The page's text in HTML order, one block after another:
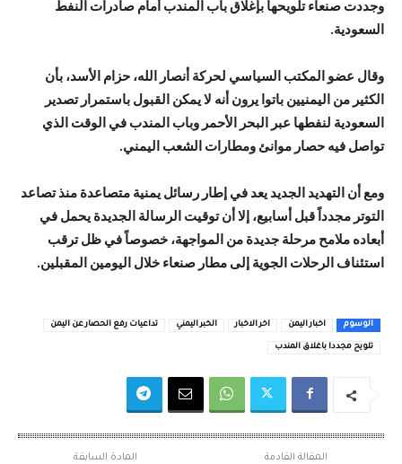
وجددت صنعاء تلويحها بإغلاق باب المندب أمام صادرات النفط
السعودية.
وقال عضو المكتب السياسي لحركة أنصار الله، حزام الأسد، بأن
الكثير من اليمنيين باتوا يرون أنه لا يمكن القبول باستمرار تصدير
السعودية لنفطها عبر البحر الأحمر وباب المندب في الوقت الذي
تواصل فيه حصار موانئ ومطارات الشعب اليمني.
ومع أن التهديد الجديد يعد في إطار رسائل يمنية متصاعدة منذ تصاعد
التوتر مجدداً قبل أسابيع، إلا أن توقيت الرسالة الجديدة يحمل في
أبعاده ملامح مرحلة جديدة من المواجهة، خصوصاً في ظل ترقب
استئناف الرحلات الجوية إلى مطار صنعاء خلال اليومين المقبلين.
الوسوم اخبار اليمن اخر الاخبار الخبر اليمني تداعيات رفع الحصار عن اليمن
تلويح مجددا باغلاق المندب
المادة السابقة
المقالة القادمة